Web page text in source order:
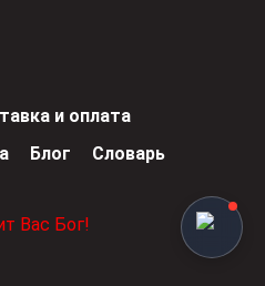
и оплата
Блог Словарь
Вас Бог!